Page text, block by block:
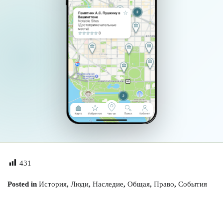
431
Posted in История, Люди, Наследие, Общая, Право, События